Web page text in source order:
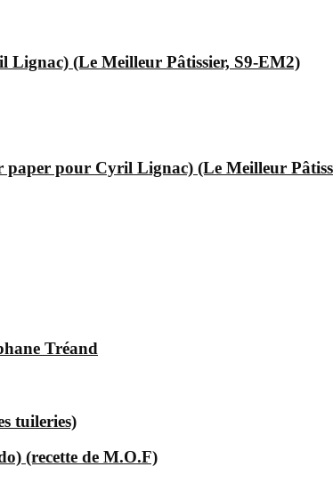
Lignac) (Le Meilleur Pâtissier, S9-EM2)
paper pour Cyril Lignac) (Le Meilleur
Tréand
tuileries)
(recette de M.O.F)